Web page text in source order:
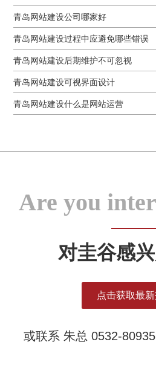
青岛网站建设公司哪家好
青岛网站建设过程中应避免哪些错误
青岛网站建设后期维护不可忽视
青岛网站建设可视界面设计
青岛网站建设什么是网站运营
Are you
对圭谷感
点击获取最
或联系 朱总 0532-